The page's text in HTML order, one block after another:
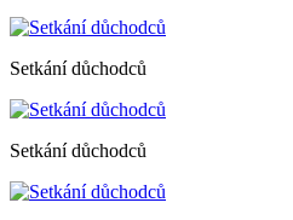
Setkání důchodců
Setkání důchodců